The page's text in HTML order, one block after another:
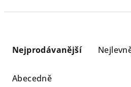
Nejprodávanější
Abecedně